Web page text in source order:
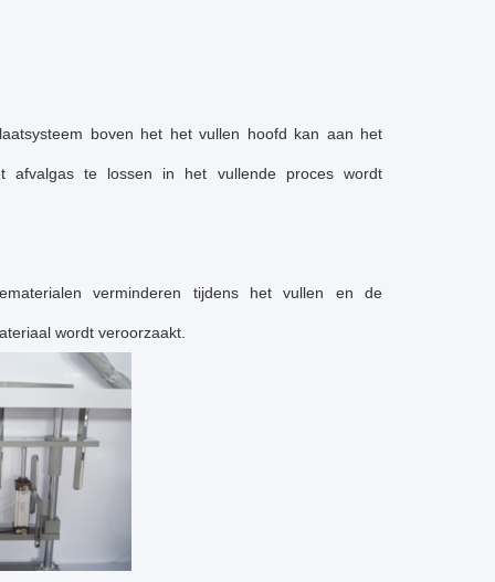
boven het het vullen hoofd kan aan het
afvalgas te lossen in het vullende proces wordt
verminderen tijdens het vullen en de
wordt veroorzaakt.